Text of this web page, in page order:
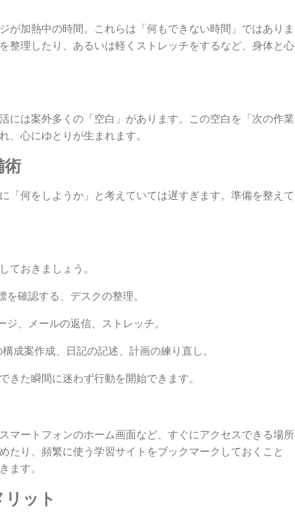
が加熱中の時間。これらは「何もできない時間」ではありま
整理したり、あるいは軽くストレッチをするなど、身体と心
には案外多くの「空白」があります。この空白を「次の作業
、心にゆとりが生まれます。
術
「何をしようか」と考えていては遅すぎます。準備を整えて
ておきましょう。
確認する、デスクの整理。
、メールの返信、ストレッチ。
成案作成、日記の記述、計画の練り直し。
きた瞬間に迷わず行動を開始できます。
マートフォンのホーム画面など、すぐにアクセスできる場所
たり、頻繁に使う学習サイトをブックマークしておくこと
ます。
ット